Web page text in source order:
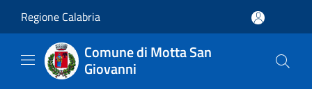
Regione Calabria
Comune di Motta San
Giovanni